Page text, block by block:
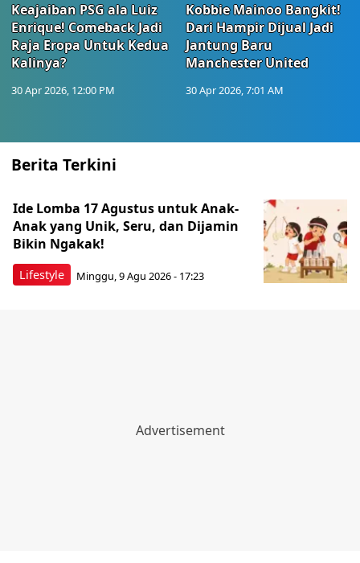
Keajaiban PSG ala Luiz
Enrique! Comeback Jadi
Raja Eropa Untuk Kedua
Kalinya?
30 Apr 2026, 12:00 PM
Kobbie Mainoo Bangkit!
Dari Hampir Dijual Jadi
Jantung Baru
Manchester United
30 Apr 2026, 7:01 AM
Berita Terkini
Lifestyle
Ide Lomba 17 Agustus untuk Anak-
Anak yang Unik, Seru, dan Dijamin
Bikin Ngakak!
Minggu, 9 Agu 2026 - 17:23